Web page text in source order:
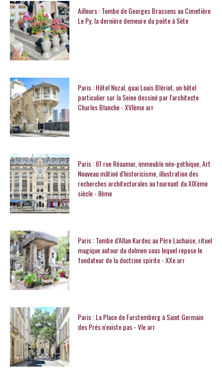
Ailleurs : Tombe de Georges Brassens au Cimetière
Le Py, la dernière demeure du poète à Sète
Paris : Hôtel Nozal, quai Louis Blériot, un hôtel
particulier sur la Seine dessiné par l'architecte
Charles Blanche - XVIème arr
Paris : 61 rue Réaumur, immeuble néo-gothique, Art
Nouveau mâtiné d'historicisme, illustration des
recherches architecturales au tournant du XIXème
siècle - IIème
Paris : Tombe d'Allan Kardec au Père Lachaise, rituel
magique autour du dolmen sous lequel repose le
fondateur de la doctrine spirite - XXe arr
Paris : La Place de Furstemberg à Saint Germain
des Prés n'existe pas - VIe arr